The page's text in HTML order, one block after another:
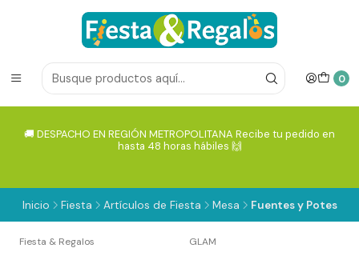
0
🚚 DESPACHO EN REGIÓN METROPOLITANA Recibe tu pedido en
hasta 48 horas hábiles 🙌
Inicio Fiesta Artículos de Fiesta Mesa Fuentes y Potes
Fiesta & Regalos GLAM